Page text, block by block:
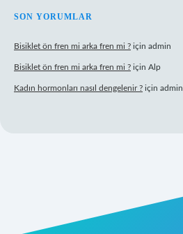
SON YORUMLAR
Bisiklet ön fren mi arka fren mi ? için admin
Bisiklet ön fren mi arka fren mi ? için Alp
Kadın hormonları nasıl dengelenir ? için admin